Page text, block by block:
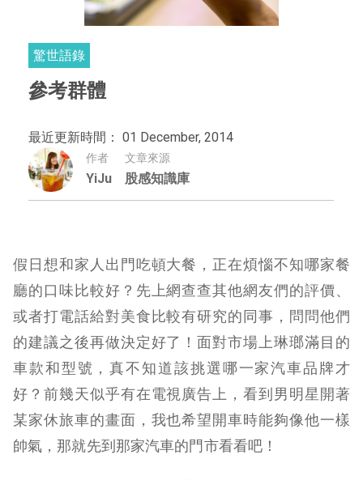
驚世語錄
參考群體
最近更新時間： 01 December, 2014
作者
YiJu
文章來源
股感知識庫
假日想和家人出門吃頓大餐，正在煩惱不知哪家餐
廳的口味比較好？先上網查查其他網友們的評價、
或者打電話給對美食比較有研究的同事，問問他們
的建議之後再做決定好了！面對市場上琳瑯滿目的
車款和型號，真不知道該挑選哪一家汽車品牌才
好？前幾天似乎有在電視廣告上，看到男明星開著
某家休旅車的畫面，我也希望開車時能夠像他一樣
帥氣，那就先到那家汽車的門市看看吧！